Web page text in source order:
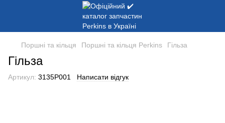
Поршні та кільця Поршні та кільця Perkins Гільза
Гільза
Артикул: 3135P001 Написати відгук